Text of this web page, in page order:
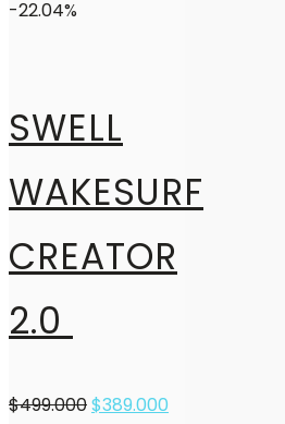
-22.04%
SWELL
WAKESURF
CREATOR
2.0
$499.000$389.000